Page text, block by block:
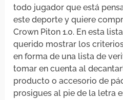
todo jugador que está
este deporte y quiere
Crown Piton 1.0. En esta
querido mostrar los
en forma de una lista de
tomar en cuenta al
producto o accesorio de
prosigues al pie de la letra